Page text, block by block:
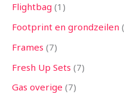
Flightbag 1
Footprint en grondzeilen
Frames 7
Fresh Up Sets 7
Gas overige 7